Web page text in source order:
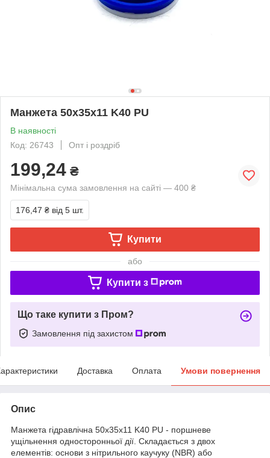
Манжета 50х35х11 K40 PU
В наявності
Код: 26743
Опт і роздріб
199,24 ₴
Мінімальна сума замовлення на сайті — 400 ₴
176,47 ₴ від 5 шт.
Купити
або
Купити з
Що таке купити з Пром?
Замовлення під захистом
Доставка Оплата Умови повернення
Опис
Манжета гідравлічна 50х35х11 K40 PU - поршневе
ущільнення односторонньої дії. Складається з двох
елементів: основи з нітрильного каучуку (NBR) або